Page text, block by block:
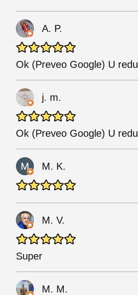
A. P.
Ok (Preveo Google) U redu
j. m.
Ok (Preveo Google) U redu
M. K.
M. V.
Super
M. M.